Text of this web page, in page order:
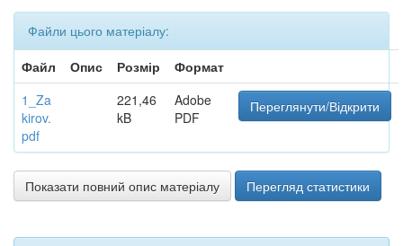
Файли цього матеріалу:
Файл
Опис Розмір
Формат
1_Za
kirov.
pdf
221,46
kB
Adobe
PDF
Переглянути/Відкрити
Показати повний опис матеріалу Перегляд статистики